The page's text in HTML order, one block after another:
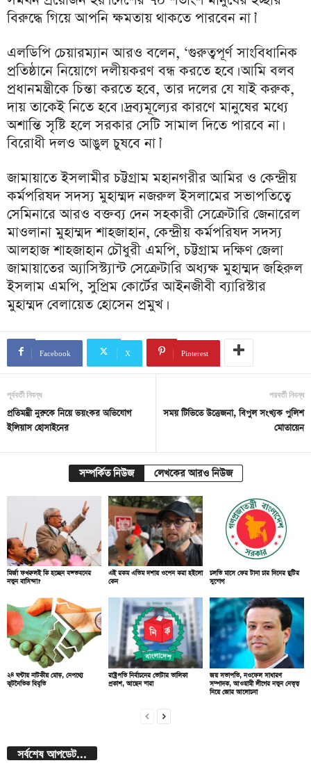
বিরুদ্ধে গিয়ে আপনি ক্ষমতায় থাকতে পারবেন না।’
এলডিপি চেয়ারম্যান আরও বলেন, ‘গুরুত্বপূর্ণ সাংবিধানিক
প্রতিষ্ঠানে নিয়োগে দলীয়করণ বন্ধ করতে হবে। আমি বলব
প্রধানমন্ত্রীকে চিন্তা করতে হবে, তার দলের যে যাই করুক,
দায় তাকেই নিতে হবে। দ্রব্যমূল্যের কারণে মানুষের মধ্যে
অশান্তি সৃষ্টি হলে সরকার সেটি সামাল দিতে পারবে না।
বিরোধী দলও আঙুল চুষবে না।’
জামায়াতে ইসলামীর চট্টগ্রাম মহানগরীর আমির ও কেন্দ্রীয়
কর্মপরিষদ সদস্য মুহাম্মদ নজরুল ইসলামের সভাপতিত্বে
সেমিনারে আরও বক্তব্য দেন সহকারী সেক্রেটারি জেনারেল
মাওলানা মুহাম্মদ শাহজাহান, কেন্দ্রীয় কর্মপরিষদ সদস্য
আলহাজ শাহজাহান চৌধুরী এমপি, চট্টগ্রাম দক্ষিণ জেলা
জামায়াতের অ্যাসিস্ট্যান্ট সেক্রেটারি অধ্যক্ষ মুহাম্মদ জহিরুল
ইসলাম এমপি, সুপ্রিম কোর্টের আইনজীবী ব্যারিস্টার
মুহাম্মদ বেলায়েত হোসেন প্রমুখ।
Facebook X Pinterest
পূর্ববর্তী নিবন্ধ
প্রতিমন্ত্রী নুরুকে নিয়ে ভয়ংকর অভিযোগ
ইলিয়াস হোসাইনের
পরবর্তী নিবন্ধ
সময় টিভিতে উত্তেজনা, বিপুল সংখ্যক পুলিশ
মোতায়েন
সম্পর্কিত নিউজ লেখকের আরও নিউজ
মির্জা ফখরুলই কি হচ্ছেন বঙ্গভবনের
নতুন বাসিন্দা?
এই রকম এতিম দশায় ওপেন করা হইলো
কেন
চলতি মাসে ফের টানা চার দিনের ছুটির
সুযোগ
২৪ ঘণ্টায় নাটকীয় মোড়, নেপথ্যে
কূটনৈতিক বিবৃতি
রাষ্ট্রপতি নির্বাচনের ভোটার তালিকা
প্রকাশ, আছেন যারা
জয় সভাপতি, নওফেল সাধারণ
সম্পাদক, আওয়ামী লীগের নতুন নেতৃত্ব
নিয়ে জোর আলোচনা
সর্বশেষ আপডেট...